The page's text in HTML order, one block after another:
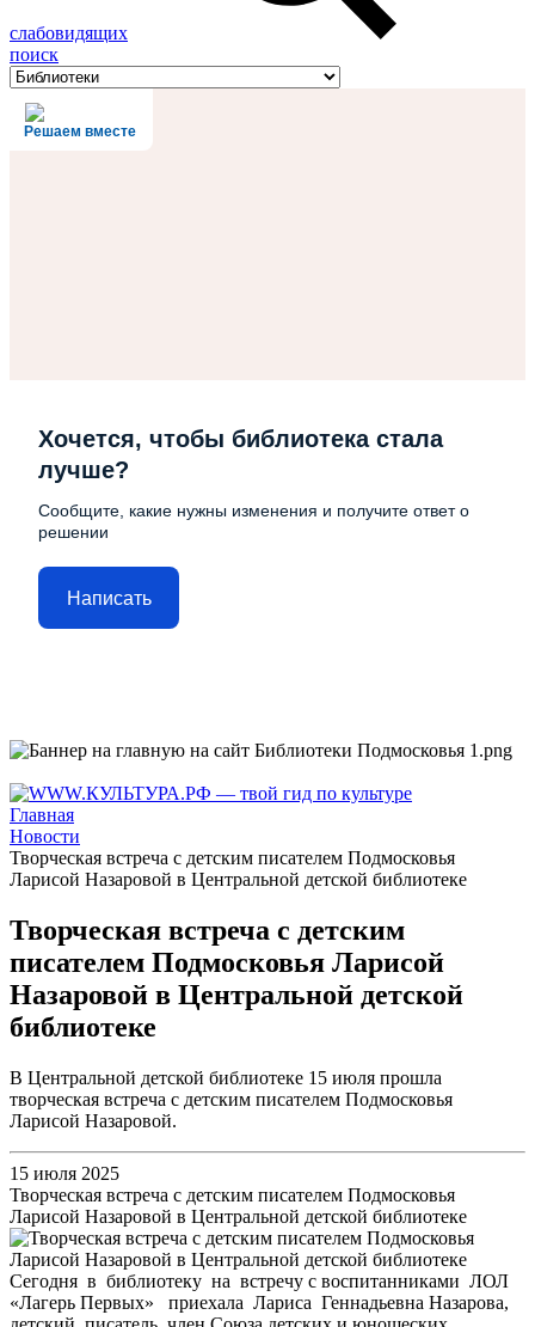
слабовидящих
поиск
Решаем вместе
Хочется, чтобы библиотека стала
лучше?
Сообщите, какие нужны изменения и получите ответ о
решении
Написать
Главная
Новости
Творческая встреча с детским писателем Подмосковья
Ларисой Назаровой в Центральной детской библиотеке
Творческая встреча с детским
писателем Подмосковья Ларисой
Назаровой в Центральной детской
библиотеке
В Центральной детской библиотеке 15 июля прошла
творческая встреча с детским писателем Подмосковья
Ларисой Назаровой.
15 июля 2025
Творческая встреча с детским писателем Подмосковья
Ларисой Назаровой в Центральной детской библиотеке
Сегодня в библиотеку на встречу с воспитанниками ЛОЛ
«Лагерь Первых» приехала Лариса Геннадьевна Назарова,